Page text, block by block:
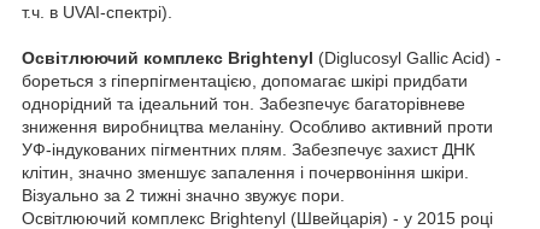
т.ч. в UVAI-спектрі).
Освітлюючий комплекс Brightenyl (Diglucosyl Gallic Acid) -
бореться з гіперпігментацією, допомагає шкірі придбати
однорідний та ідеальний тон. Забезпечує багаторівневе
зниження виробництва меланіну. Особливо активний проти
УФ-індукованих пігментних плям. Забезпечує захист ДНК
клітин, значно зменшує запалення і почервоніння шкіри.
Візуально за 2 тижні значно звужує пори.
Освітлюючий комплекс Brightenyl (Швейцарія) - у 2015 році